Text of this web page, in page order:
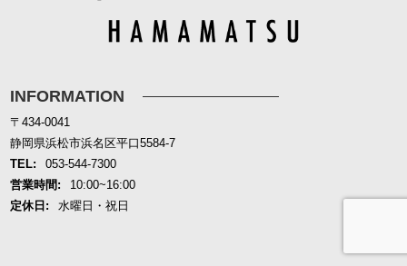
INFORMATION
〒434-0041
静岡県浜松市浜名区平口5584-7
TEL:
053-544-7300
営業時間:
10:00~16:00
定休日:
水曜日・祝日